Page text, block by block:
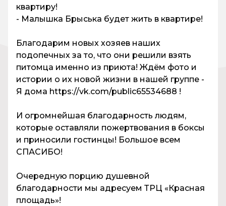
квартиру!
- Малышка Брыська будет жить в квартире!
Благодарим новых хозяев наших
подопечных за то, что они решили взять
питомца именно из приюта! Ждём фото и
истории о их новой жизни в нашей группе -
Я дома https://vk.com/public65534688 !
И огромнейшая благодарность людям,
которые оставляли пожертвования в боксы
и приносили гостинцы! Большое всем
СПАСИБО!
Очередную порцию душевной
благодарности мы адресуем ТРЦ «Красная
площадь»!